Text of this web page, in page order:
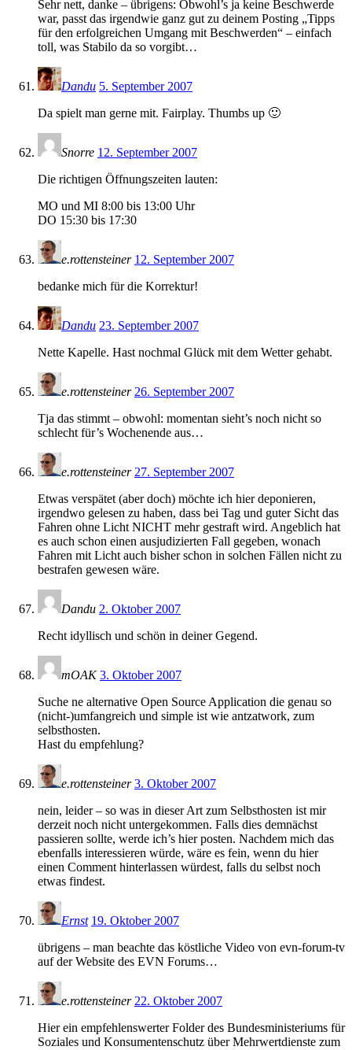
Sehr nett, danke – übrigens: Obwohl’s ja keine Beschwerde
war, passt das irgendwie ganz gut zu deinem Posting „Tipps
für den erfolgreichen Umgang mit Beschwerden“ – einfach
toll, was Stabilo da so vorgibt…
Dandu 5. September 2007
Da spielt man gerne mit. Fairplay. Thumbs up 🙂
Snorre 12. September 2007
Die richtigen Öffnungszeiten lauten:
MO und MI 8:00 bis 13:00 Uhr
DO 15:30 bis 17:30
e.rottensteiner 12. September 2007
bedanke mich für die Korrektur!
Dandu 23. September 2007
Nette Kapelle. Hast nochmal Glück mit dem Wetter gehabt.
e.rottensteiner 26. September 2007
Tja das stimmt – obwohl: momentan sieht’s noch nicht so
schlecht für’s Wochenende aus…
e.rottensteiner 27. September 2007
Etwas verspätet (aber doch) möchte ich hier deponieren,
irgendwo gelesen zu haben, dass bei Tag und guter Sicht das
Fahren ohne Licht NICHT mehr gestraft wird. Angeblich hat
es auch schon einen ausjudizierten Fall gegeben, wonach
Fahren mit Licht auch bisher schon in solchen Fällen nicht zu
bestrafen gewesen wäre.
Dandu 2. Oktober 2007
Recht idyllisch und schön in deiner Gegend.
mOAK3. Oktober 2007
Suche ne alternative Open Source Application die genau so
(nicht-)umfangreich und simple ist wie antzatwork, zum
selbsthosten.
Hast du empfehlung?
e.rottensteiner3. Oktober 2007
nein, leider – so was in dieser Art zum Selbsthosten ist mir
derzeit noch nicht untergekommen. Falls dies demnächst
passieren sollte, werde ich’s hier posten. Nachdem mich das
ebenfalls interessieren würde, wäre es fein, wenn du hier
einen Comment hinterlassen würdest, falls du selbst noch
etwas findest.
Ernst 19. Oktober 2007
übrigens – man beachte das köstliche Video von evn-forum-tv
auf der Website des EVN Forums…
e.rottensteiner 22. Oktober 2007
Hier ein empfehlenswerter Folder des Bundesministeriums für
Soziales und Konsumentenschutz über Mehrwertdienste zum